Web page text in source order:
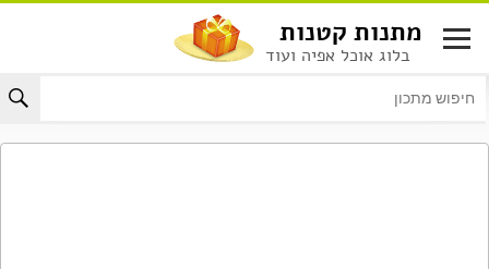
לתוכן
מתנות קטנות
בלוג אוכל אפיה ועוד